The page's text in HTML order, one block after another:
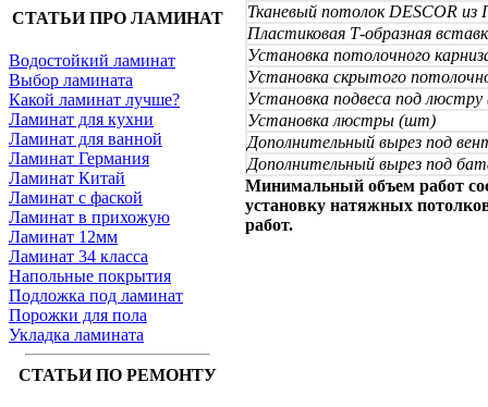
СТАТЬИ ПРО ЛАМИНАТ
Водостойкий ламинат
Выбор ламината
Какой ламинат лучше?
Ламинат для кухни
Ламинат для ванной
Ламинат Германия
Ламинат Китай
Ламинат с фаской
Ламинат в прихожую
Ламинат 12мм
Ламинат 34 класса
Напольные покрытия
Подложка под ламинат
Порожки для пола
Укладка ламината
СТАТЬИ ПО РЕМОНТУ
Тканевый потолок DESCOR из
Пластиковая Т-образная
Установка потолочного
Установка скрытого
Установка подвеса под
Установка люстры (шт)
Дополнительный вырез под
Дополнительный вырез под
Минимальный объем работ
установку натяжных
работ.